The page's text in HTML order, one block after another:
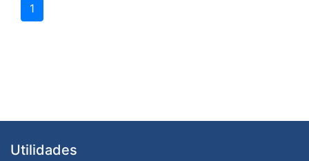
1
Utilidades